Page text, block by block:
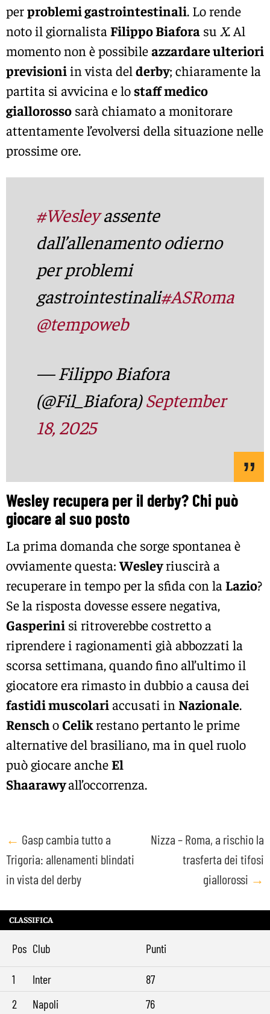
perproblemi gastrointestinali. Lo rende
noto il giornalista Filippo Biafora su X. Al
momento non è possibileazzardare ulteriori
previsioniin vista del derby; chiaramente la
partita si avvicina e lo staff medico
giallorosso sarà chiamato a monitorare
attentamente l’evolversi della situazione nelle
prossime ore.
#Wesleyassente
dall’allenamento odierno
per problemi
gastrointestinali#ASRoma
@tempoweb
— Filippo Biafora
(@Fil_Biafora)September
18, 2025
Wesley recupera per il derby? Chi può
giocare al suo posto
La prima domanda che sorge spontanea è
ovviamente questa:Wesleyriuscirà a
recuperare in tempo per la sfida con la Lazio?
Se la risposta dovesse essere negativa,
Gasperini si ritroverebbe costretto a
riprendere i ragionamenti già abbozzati la
scorsa settimana, quando fino all’ultimo il
giocatore era rimasto in dubbio a causa dei
fastidi muscolariaccusati in Nazionale.
RenschoCelikrestano pertanto le prime
alternative del brasiliano, ma in quel ruolo
può giocare ancheEl
Shaarawyall’occorrenza.
Post
navigation
← Gasp cambia tutto a
Trigoria: allenamenti blindati
in vista del derby
Nizza – Roma, a rischio la
trasferta dei tifosi
giallorossi →
CLASSIFICA
Pos Club Punti
1 Inter
87
2
Napoli
76